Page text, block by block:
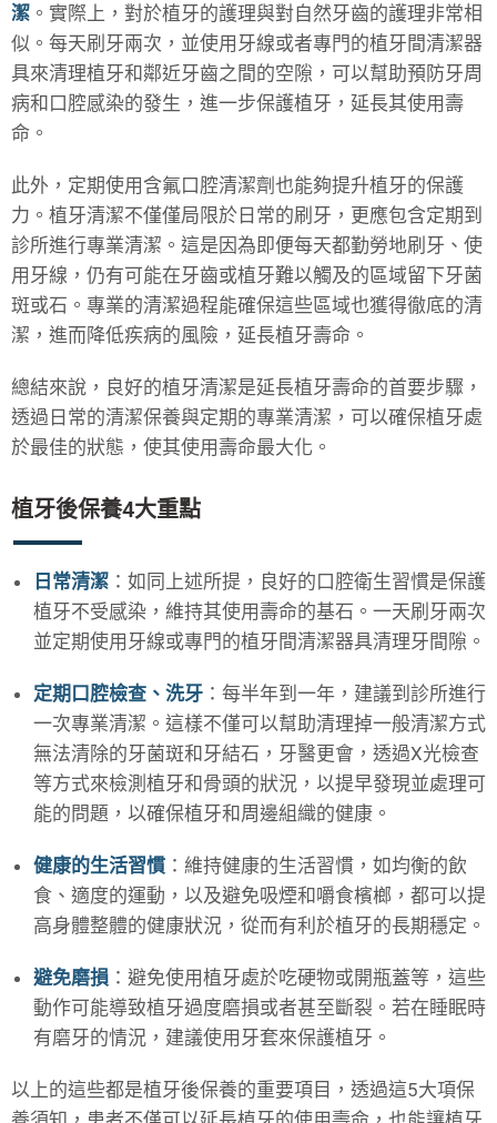
潔 。實際上，對於植牙的護理與對自然牙齒的護理非常相
似。每天刷牙兩次，並使用牙線或者專門的植牙間清潔器
具來清理植牙和鄰近牙齒之間的空隙，可以幫助預防牙周
病和口腔感染的發生，進一步保護植牙，延長其使用壽
命。
此外，定期使用含氟口腔清潔劑也能夠提升植牙的保護
力。植牙清潔不僅僅局限於日常的刷牙，更應包含定期到
診所進行專業清潔。這是因為即便每天都勤勞地刷牙、使
用牙線，仍有可能在牙齒或植牙難以觸及的區域留下牙菌
斑或石。專業的清潔過程能確保這些區域也獲得徹底的清
潔，進而降低疾病的風險，延長植牙壽命。
總結來說，良好的植牙清潔是延長植牙壽命的首要步驟，
透過日常的清潔保養與定期的專業清潔，可以確保植牙處
於最佳的狀態，使其使用壽命最大化。
植牙後保養4大重點
日常清潔 ：如同上述所提，良好的口腔衛生習慣是保護
植牙不受感染，維持其使用壽命的基石。一天刷牙兩次
並定期使用牙線或專門的植牙間清潔器具清理牙間隙。
定期口腔檢查、洗牙 ：每半年到一年，建議到診所進行
一次專業清潔。這樣不僅可以幫助清理掉一般清潔方式
無法清除的牙菌斑和牙結石，牙醫更會，透過X光檢查
等方式來檢測植牙和骨頭的狀況，以提早發現並處理可
能的問題，以確保植牙和周邊組織的健康。
健康的生活習慣 ：維持健康的生活習慣，如均衡的飲
食、適度的運動，以及避免吸煙和嚼食檳榔，都可以提
高身體整體的健康狀況，從而有利於植牙的長期穩定。
避免磨損 ：避免使用植牙處於吃硬物或開瓶蓋等，這些
動作可能導致植牙過度磨損或者甚至斷裂。若在睡眠時
有磨牙的情況，建議使用牙套來保護植牙。
以上的這些都是植牙後保養的重要項目，透過這5大項保